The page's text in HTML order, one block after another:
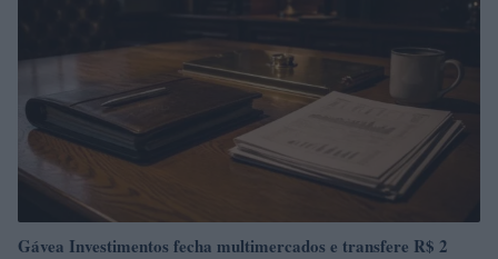
Gávea Investimentos fecha multimercados e transfere R$ 2